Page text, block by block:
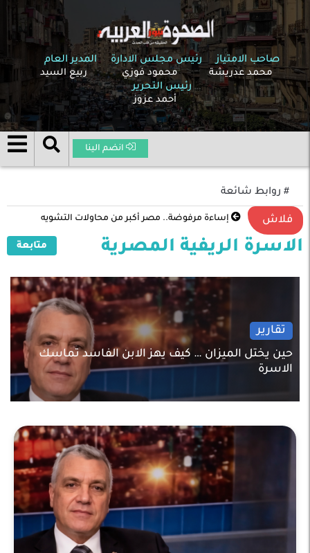
صاحب الامتياز
محمد عدريشة
رئيس مجلس الادارة
محمود فوزي
المدير العام
ربيع السيد
رئيس التحرير
أحمد عزوز
انضم الينا
# روابط شائعة
فلاش إساءة مرفوضة.. مصر أكبر من محاولات التشويه
الاسرة الريفية المصرية متابعة
تقارير
حين يختل الميزان … كيف يهز الابن الفاسد تماسك
الاسرة